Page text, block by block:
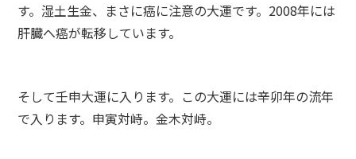
す。湿土生金、まさに癌に注意の大運です。2008年には
肝臓へ癌が転移しています。
そして壬申大運に入ります。この大運には辛卯年の流年
で入ります。申寅対峙。金木対峙。